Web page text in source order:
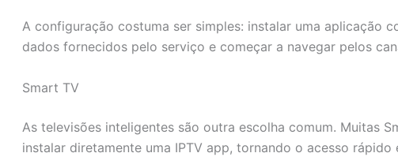
A configuração costuma ser simples: instalar uma aplicação
dados fornecidos pelo serviço e começar a navegar pelos
Smart TV
As televisões inteligentes são outra escolha comum. Muitas
instalar diretamente uma IPTV app, tornando o acesso rápido